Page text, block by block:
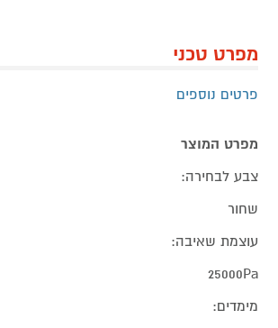
מפרט טכני
פרטים נוספים
מפרט המוצר
צבע לבחירה:
שחור
עוצמת שאיבה:
25000Pa
מימדים: